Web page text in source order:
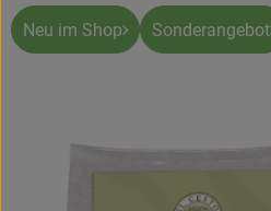
Rezepte
Neu im Shop Sonderangebot